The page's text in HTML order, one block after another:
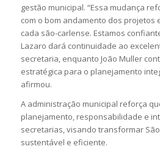
gestão municipal. “Essa mudança
com o bom andamento dos projetos
cada são-carlense. Estamos
Lazaro dará continuidade ao
secretaria, enquanto João Muller
estratégica para o planejamento
afirmou.
A administração municipal reforça
planejamento, responsabilidade e
secretarias, visando transformar
sustentável e eficiente.